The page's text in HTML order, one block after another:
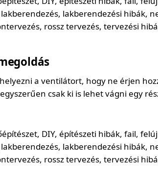
a ventilátort, hogy ne érjen
csak ki is lehet vágni egy